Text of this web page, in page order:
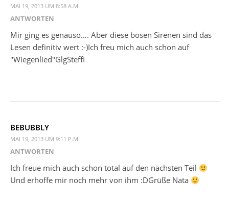
MAI 19, 2013 UM 8:58 A.M.
ANTWORTEN
Mir ging es genauso…. Aber diese bösen Sirenen sind das
Lesen definitiv wert :-)Ich freu mich auch schon auf
"Wiegenlied"GlgSteffi
BEBUBBLY
MAI 19, 2013 UM 9:11 P.M.
ANTWORTEN
Ich freue mich auch schon total auf den nächsten Teil
Und erhoffe mir noch mehr von ihm :DGrüße Nata